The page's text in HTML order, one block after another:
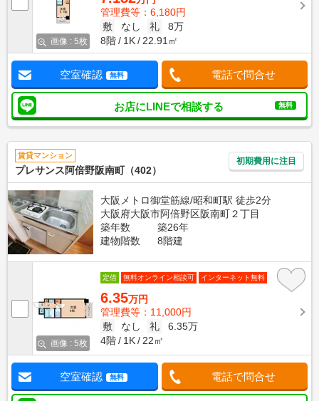
画像 : 5枚
管理費等：6,180円
敷
なし 礼
8万
8階
1K 22.91㎡
空室確認 無料 電話で問合せ
お店にLINEで相談する 無料
賃貸マンション
プレサンス阿倍野阪南町（402）
初期費用に注目
大阪メトロ御堂筋線/昭和町駅 徒歩2分
大阪府大阪市阿倍野区阪南町２丁目
築年数
築26年
建物階数
8階建
画像 : 5枚
定借 無料オンライン相談可 インターネット無料
6.35万円
管理費等：11,000円
敷
なし 礼
6.35万
4階
1K 22㎡
空室確認 無料 電話で問合せ